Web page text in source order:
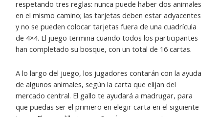
respetando tres reglas: nunca puede haber dos animales
en el mismo camino; las tarjetas deben estar adyacentes
y no se pueden colocar tarjetas fuera de una cuadrícula
de 4×4. El juego termina cuando todos los participantes
han completado su bosque, con un total de 16 cartas.
A lo largo del juego, los jugadores contarán con la ayuda
de algunos animales, según la carta que elijan del
mercado central. El gallo te ayudará a madrugar, para
que puedas ser el primero en elegir carta en el siguiente